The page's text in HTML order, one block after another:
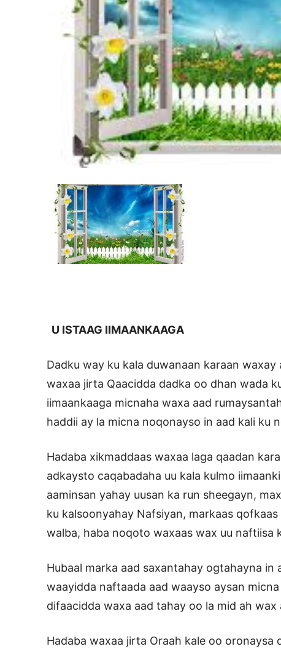
U ISTAAG IIMAANKAAGA
Dadku way ku kala duwanaan karaan
waxaa jirta Qaacidda dadka oo dhan wada
iimaankaaga micnaha waxa aad
haddii ay la micna noqonayso in aad kali ku
Hadaba xikmaddaas waxaa laga qaadan
adkaysto caqabadaha uu kala kulmo
aaminsan yahay uusan ka run sheegayn,
ku kalsoonyahay Nafsiyan, markaas
walba, haba noqoto waxaas wax uu naftiisa
Hubaal marka aad saxantahay ogtahayna in
waayidda naftaada aad waayso aysan
difaacidda waxa aad tahay oo la mid ah wax
Hadaba waxaa jirta Oraah kale oo oronaysa